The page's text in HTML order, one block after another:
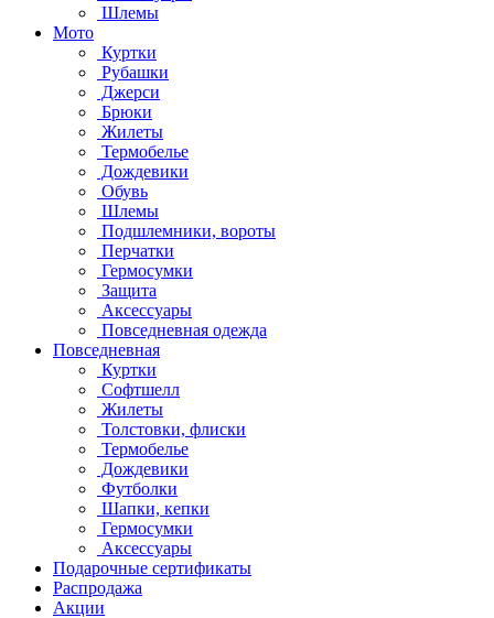
Шлемы
Мото
Куртки
Рубашки
Джерси
Брюки
Жилеты
Термобелье
Дождевики
Обувь
Шлемы
Подшлемники, вороты
Перчатки
Гермосумки
Защита
Аксессуары
Повседневная одежда
Повседневная
Куртки
Софтшелл
Жилеты
Толстовки, флиски
Термобелье
Дождевики
Футболки
Шапки, кепки
Гермосумки
Аксессуары
Подарочные сертификаты
Распродажа
Акции